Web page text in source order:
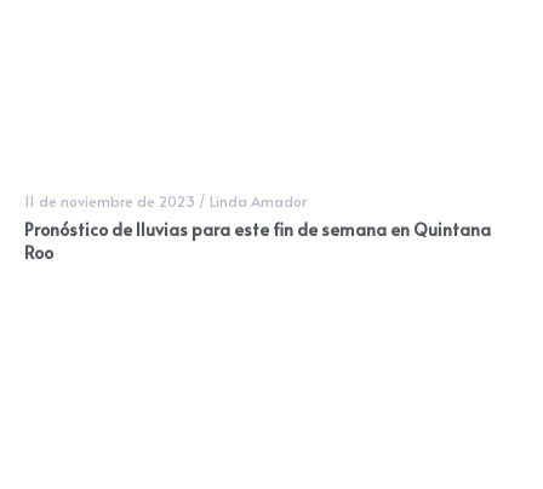
11 de noviembre de 2023 / Linda Amador
Pronóstico de lluvias para este fin de semana en Quintana
Roo